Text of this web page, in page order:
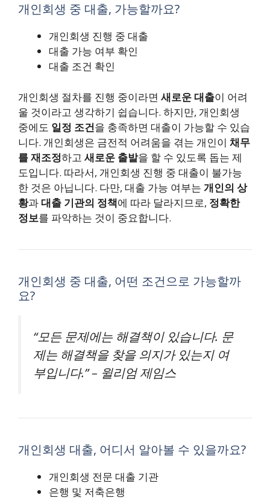
개인회생 중 대출, 가능할까요?
개인회생 진행 중 대출
대출 가능 여부 확인
대출 조건 확인
개인회생 절차를 진행 중이라면 새로운 대출이 어려
울 것이라고 생각하기 쉽습니다. 하지만, 개인회생
중에도 일정 조건을 충족하면 대출이 가능할 수 있습
니다. 개인회생은 금전적 어려움을 겪는 개인이 채무
를 재조정하고 새로운 출발을 할 수 있도록 돕는 제
도입니다. 따라서, 개인회생 진행 중 대출이 불가능
한 것은 아닙니다. 다만, 대출 가능 여부는 개인의 상
황과대출 기관의 정책에 따라 달라지므로, 정확한
정보를 파악하는 것이 중요합니다.
개인회생 중 대출, 어떤 조건으로 가능할까
요?
“모든 문제에는 해결책이 있습니다. 문
제는 해결책을 찾을 의지가 있는지 여
부입니다.” – 윌리엄 제임스
개인회생 대출, 어디서 알아볼 수 있을까요?
개인회생 전문 대출 기관
은행 및 저축은행